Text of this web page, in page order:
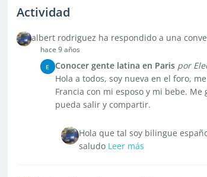
Actividad
albert rodriguez ha respondido a una
hace 9 años
E Conocer gente latina en Paris por
Hola a todos, soy nueva en el foro,
Francia con mi esposo y mi bebe.
pueda salir y compartir.
Hola que tal soy bilingue
saludo Leer más